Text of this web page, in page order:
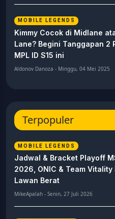
MOBILE LEGENDS
Kimmy Cocok di Midlane
Lane? Begini Tanggapan 2
MPL ID S15 ini
Aldonov Danoza - Minggu, 04 Mei 2025
Terpopuler
MOBILE LEGENDS
Jadwal & Bracket Playoff
2026, ONIC & Team Vitality
Lawan Berat
MikeApalah - Senin, 27 Juli 2026